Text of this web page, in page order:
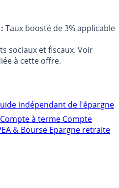
Taux boosté de 3% applicable
sociaux et fiscaux. Voir
à cette offre.
indépendant de l'épargne
Compte à terme Compte
& Bourse Epargne retraite